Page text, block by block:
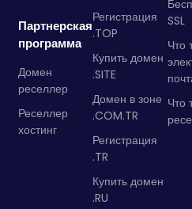
Партнерская
программа
Домен
реселлер
Реселлер
хостинг
Регистрация
.TOP
Купить домен
.SITE
Домен в зоне
.COM.TR
Регистрация
.TR
Купить домен
.RU
SSL
Что
Что